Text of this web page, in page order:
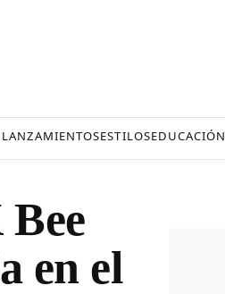
LANZAMIENTOSESTILOSEDUCACIÓN
en el